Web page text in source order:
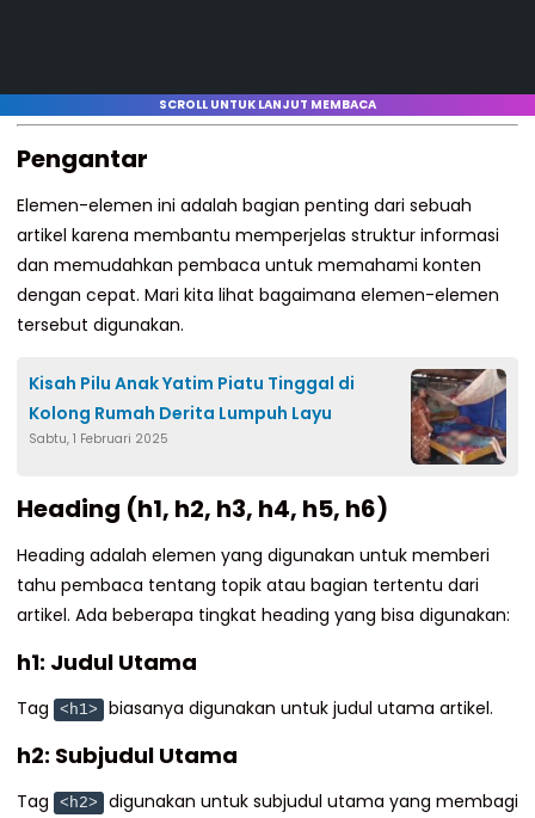
SCROLL UNTUK LANJUT MEMBACA
Pengantar
Elemen-elemen ini adalah bagian penting dari sebuah
artikel karena membantu memperjelas struktur informasi
dan memudahkan pembaca untuk memahami konten
dengan cepat. Mari kita lihat bagaimana elemen-elemen
tersebut digunakan.
Kisah Pilu Anak Yatim Piatu Tinggal di
Kolong Rumah Derita Lumpuh Layu
Sabtu, 1 Februari 2025
Heading (h1, h2, h3, h4, h5, h6)
Heading adalah elemen yang digunakan untuk memberi
tahu pembaca tentang topik atau bagian tertentu dari
artikel. Ada beberapa tingkat heading yang bisa digunakan:
h1: Judul Utama
Tag <h1> biasanya digunakan untuk judul utama artikel.
h2: Subjudul Utama
Tag <h2>
digunakan untuk subjudul utama yang membagi